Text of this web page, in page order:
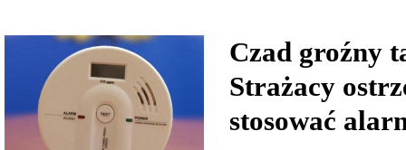
Czad groźny
Strażacy
stosować